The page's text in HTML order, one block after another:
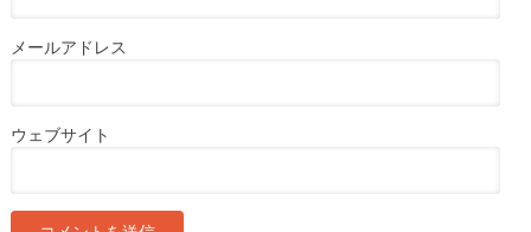
メールアドレス
ウェブサイト